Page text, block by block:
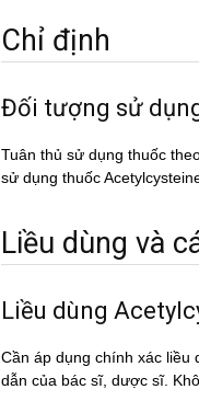
Chỉ định
Đối tượng sử
Tuân thủ sử dụng thuốc
sử dụng thuốc
Liều dùng và
Liều dùng
Cần áp dụng chính xác liều
dẫn của bác sĩ, dược sĩ.